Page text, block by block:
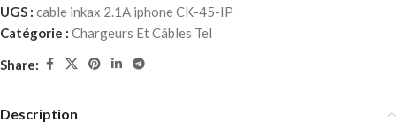
UGS : cable inkax 2.1A iphone CK-45-IP
Catégorie : Chargeurs Et Câbles Tel
Share:
Description